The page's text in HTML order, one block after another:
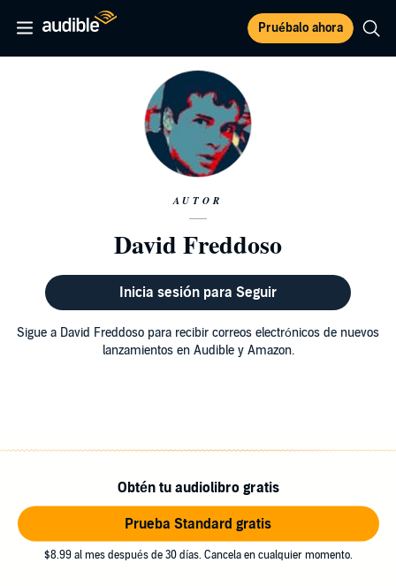
Pruébalo ahora
AUTOR
David Freddoso
Inicia sesión para Seguir
Sigue a David Freddoso para recibir correos electrónicos de nuevos
lanzamientos en Audible y Amazon.
Obtén tu audiolibro gratis
Prueba Standard gratis
$8.99 al mes después de 30 días. Cancela en cualquier momento.